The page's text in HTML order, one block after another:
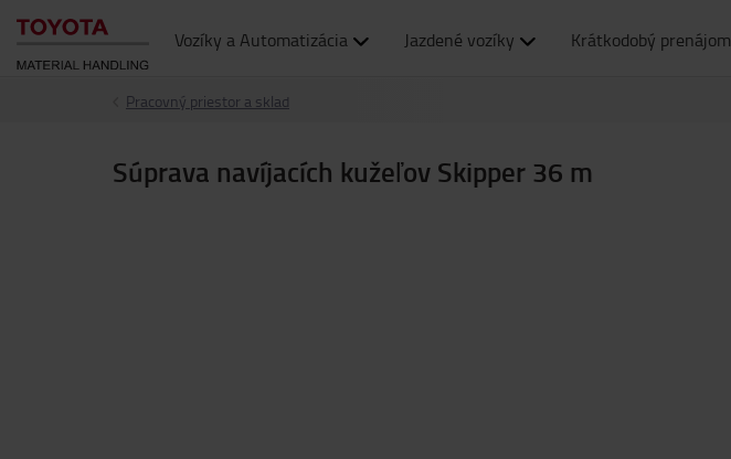
Vozíky a Automatizácia Jazdené vozíky Krátkodobý prenájom
Pracovný priestor a sklad
Súprava navíjacích kužeľov Skipper 36 m